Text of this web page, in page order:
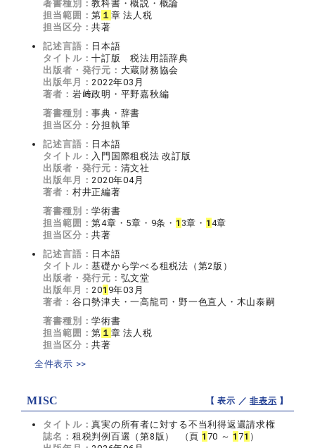
著書種別：教科書・概説・概論
担当範囲：第 １ 章 法人税
担当区分：共著
記述言語： 日本語
タイトル：十訂版 税法用語辞典
出版者・発行元： 大蔵財務協会
出版年月：2022年03月
著者： 岩﨑政明・平野嘉秋編
著書種別：事典・辞書
担当区分：分担執筆
記述言語： 日本語
タイトル： 入門国際租税法 改訂版
出版者・発行元： 清文社
出版年月：2020年04月
著者： 村井正編著
著書種別：学術書
担当範囲：第4章・5章・9条・ 1 3章・ 1 4章
担当区分：共著
記述言語： 日本語
タイトル：基礎から学べる租税法（第2版）
出版者・発行元： 弘文堂
出版年月：201 9年03月
著者： 谷口勢津夫・一高龍司・野一色直人・木山泰嗣
著書種別：学術書
担当範囲：第 １ 章 法人税
担当区分：共著
全件表示 >>
MISC 【 表示 ／非表示 】
タイトル：真実の所有者に対する不当利得返還請求権
誌名： 租税判例百選（第8版） （頁 1 70 ～ 1 71 ）